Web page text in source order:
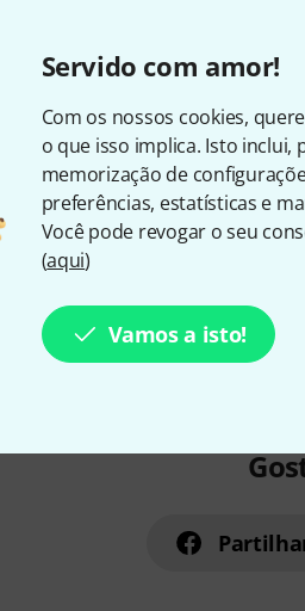
Servido com amor!
Com os nossos cookies,
o que isso implica. Isto
memorização de
preferências, estatísticas e
Você pode revogar o seu
(aqui)
Vamos a isto!